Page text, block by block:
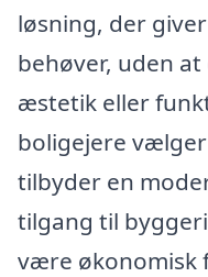
løsning, der
behøver, uden
æstetik eller
boligejere
tilbyder en
tilgang til
være økonomisk